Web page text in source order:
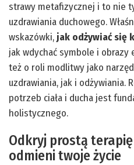
strawy metafizycznej i to nie
uzdrawiania duchowego.
wskazówki,jak odżywiać się
jak wdychać symbole i
też o roli modlitwy jako
uzdrawiania, jak i odżywiania.
potrzeb ciała i ducha jest
holistycznego.
Odkryj prostą
odmieni twoje życie